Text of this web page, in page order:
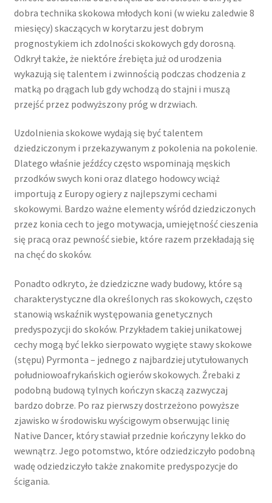
dobra technika skokowa młodych koni (w wieku zaledwie 8
miesięcy) skaczących w korytarzu jest dobrym
prognostykiem ich zdolności skokowych gdy dorosną.
Odkrył także, że niektóre źrebięta już od urodzenia
wykazują się talentem i zwinnością podczas chodzenia z
matką po drągach lub gdy wchodzą do stajni i muszą
przejść przez podwyższony próg w drzwiach.
Uzdolnienia skokowe wydają się być talentem
dziedziczonym i przekazywanym z pokolenia na pokolenie.
Dlatego właśnie jeźdźcy często wspominają męskich
przodków swych koni oraz dlatego hodowcy wciąż
importują z Europy ogiery z najlepszymi cechami
skokowymi. Bardzo ważne elementy wśród dziedziczonych
przez konia cech to jego motywacja, umiejętność cieszenia
się pracą oraz pewność siebie, które razem przekładają się
na chęć do skoków.
Ponadto odkryto, że dziedziczne wady budowy, które są
charakterystyczne dla określonych ras skokowych, często
stanowią wskaźnik występowania genetycznych
predyspozycji do skoków. Przykładem takiej unikatowej
cechy mogą być lekko sierpowato wygięte stawy skokowe
(stępu) Pyrmonta – jednego z najbardziej utytułowanych
południowoafrykańskich ogierów skokowych. Źrebaki z
podobną budową tylnych kończyn skaczą zazwyczaj
bardzo dobrze. Po raz pierwszy dostrzeżono powyższe
zjawisko w środowisku wyścigowym obserwując linię
Native Dancer, który stawiał przednie kończyny lekko do
wewnątrz. Jego potomstwo, które odziedziczyło podobną
wadę odziedziczyło także znakomite predyspozycje do
ścigania.